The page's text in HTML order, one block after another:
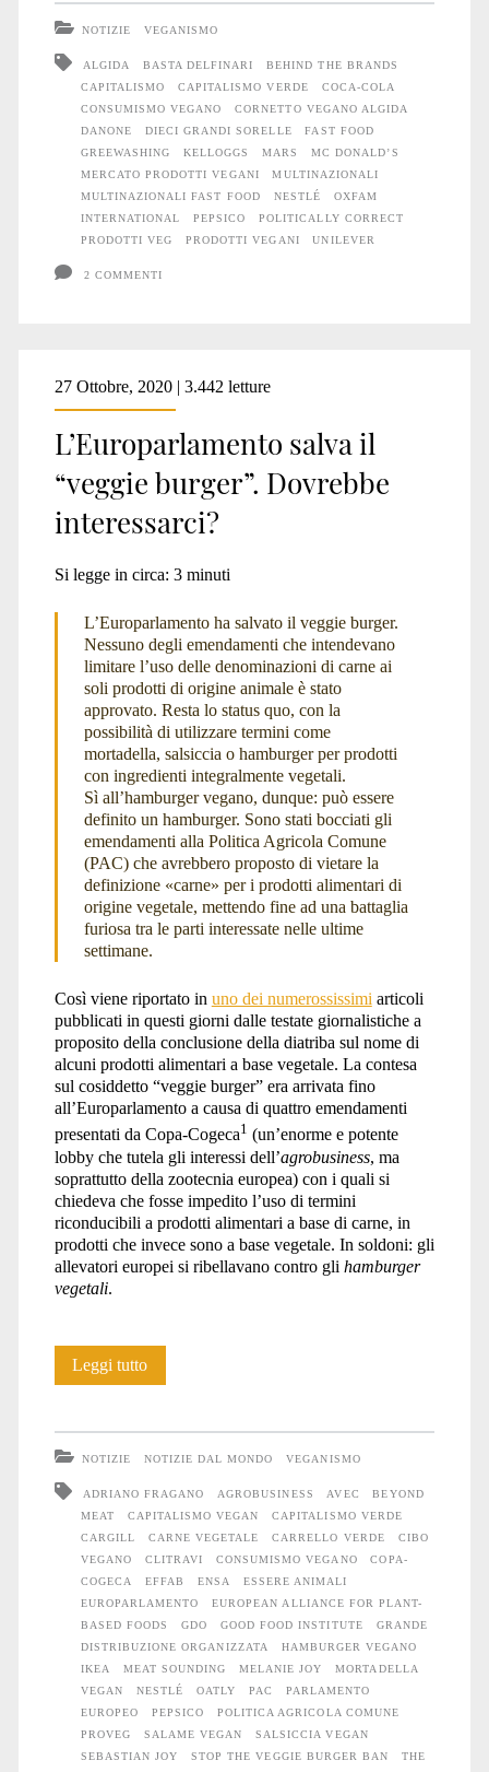
NOTIZIE VEGANISMO
ALGIDA BASTA DELFINARI
BEHIND THE BRANDS
CAPITALISMO
CAPITALISMO VERDE
COCA-COLA
CONSUMISMO VEGANO
CORNETTO VEGANO ALGIDA
DANONE
DIECI GRANDI SORELLE
FAST FOOD
GREEWASHING
KELLOGGS MARS
MC DONALD’S
MERCATO PRODOTTI VEGANI
MULTINAZIONALI
MULTINAZIONALI FAST FOOD
NESTLÉ
OXFAM
INTERNATIONAL
PEPSICO
POLITICALLY CORRECT
PRODOTTI VEG
PRODOTTI VEGANI UNILEVER
2 COMMENTI
27 Ottobre, 2020 | 3.442 letture
L’Europarlamento salva il
“veggie burger”. Dovrebbe
interessarci?
Si legge in circa: 3 minuti
L’Europarlamento ha salvato il veggie burger.
Nessuno degli emendamenti che intendevano
limitare l’uso delle denominazioni di carne ai
soli prodotti di origine animale è stato
approvato. Resta lo status quo, con la
possibilità di utilizzare termini come
mortadella, salsiccia o hamburger per prodotti
con ingredienti integralmente vegetali.
Sì all’hamburger vegano, dunque: può essere
definito un hamburger. Sono stati bocciati gli
emendamenti alla Politica Agricola Comune
(PAC) che avrebbero proposto di vietare la
definizione «carne» per i prodotti alimentari di
origine vegetale, mettendo fine ad una battaglia
furiosa tra le parti interessate nelle ultime
settimane.
Così viene riportato in uno dei numerossissimi articoli
pubblicati in questi giorni dalle testate giornalistiche a
proposito della conclusione della diatriba sul nome di
alcuni prodotti alimentari a base vegetale. La contesa
sul cosiddetto “veggie burger” era arrivata fino
all’Europarlamento a causa di quattro emendamenti
presentati da Copa-Cogeca1 (un’enorme e potente
lobby che tutela gli interessi dell’agrobusiness, ma
soprattutto della zootecnia europea) con i quali si
chiedeva che fosse impedito l’uso di termini
riconducibili a prodotti alimentari a base di carne, in
prodotti che invece sono a base vegetale. In soldoni: gli
allevatori europei si ribellavano contro gli hamburger
vegetali.
Leggi tuttoL’Europarlamento
burger”.
Dovrebbe
interessarci?
NOTIZIE NOTIZIE DAL MONDO VEGANISMO
ADRIANO FRAGANO AGROBUSINESS AVEC
BEYOND
MEAT
CAPITALISMO VEGAN
CAPITALISMO VERDE
CARGILL
CARNE VEGETALE CARRELLO VERDE
CIBO
VEGANO
CLITRAVI CONSUMISMO VEGANO
COPA-
COGECA
EFFAB ENSA
ESSERE ANIMALI
EUROPARLAMENTO
EUROPEAN ALLIANCE FOR PLANT-
BASED FOODS
GDO GOOD FOOD INSTITUTE
GRANDE
DISTRIBUZIONE ORGANIZZATA
HAMBURGER VEGANO
IKEA
MEAT SOUNDING MELANIE JOY
MORTADELLA
VEGAN
NESTLÉ OATLY PAC
PARLAMENTO
EUROPEO
PEPSICO
POLITICA AGRICOLA COMUNE
PROVEG
SALAME VEGAN
SALSICCIA VEGAN
SEBASTIAN JOY
STOP THE VEGGIE BURGER BAN
THE